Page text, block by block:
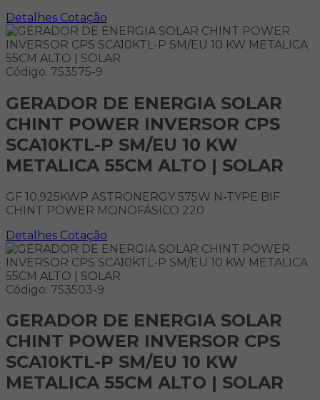
Detalhes Cotação
Código: 753575-9
GERADOR DE ENERGIA SOLAR
CHINT POWER INVERSOR CPS
SCA10KTL-P SM/EU 10 KW
METALICA 55CM ALTO | SOLAR
GF 10,925KWP ASTRONERGY 575W N-TYPE BIF
CHINT POWER MONOFÁSICO 220
Detalhes Cotação
Código: 753503-9
GERADOR DE ENERGIA SOLAR
CHINT POWER INVERSOR CPS
SCA10KTL-P SM/EU 10 KW
METALICA 55CM ALTO | SOLAR